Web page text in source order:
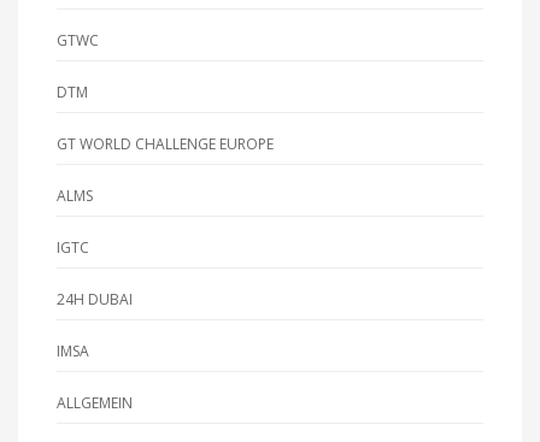
GTWC
DTM
GT WORLD CHALLENGE EUROPE
ALMS
IGTC
24H DUBAI
IMSA
ALLGEMEIN